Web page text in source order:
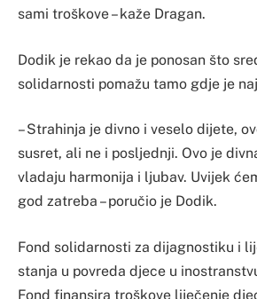
sami troškove – kaže Dragan.
Dodik je rekao da je ponosan što
solidarnosti pomažu tamo gdje je
– Strahinja je divno i veselo dijete,
susret, ali ne i posljednji. Ovo je
vladaju harmonija i ljubav. Uvijek
god zatreba – poručio je Dodik.
Fond solidarnosti za dijagnostiku i
stanja u povreda djece u
Fond finansira troškove liječenje